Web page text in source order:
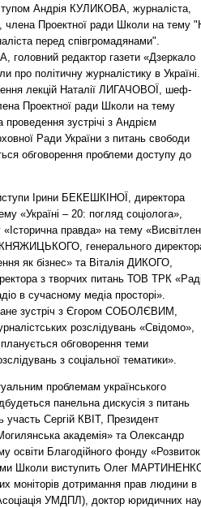
Андрія КУЛИКОВА, журналіста,
члена Проектної ради Школи на тему
перед співгромадянами".
редактор газети «Дзеркало
про політичну журналістику в Україні.
лекцій Наталії ЛИГАЧОВОЇ, шеф-
Проектної ради Школи на тему
зустрічі з Андрієм
Ради України з питань свободи
обговорення проблеми доступу до
Ірини БЕКЕШКІНОЇ, директора
«Україні – 20: погляд соціолога»,
правда» на тему
КНЯЖИЦЬКОГО, генерального
як бізнес» та Віталія ДИКОГО,
з творчих питань ТОВ ТРК
в сучасному медіа просторі».
зустріч з Єгором СОБОЛЄВИМ,
розслідувань «Свідомо»,
обговорення теми
з соціальної тематики».
проблемам українського
панельна дискусія з питань
участь Сергій КВІТ, Президент
академія» та Олександр
освіти Благодійного фонду «Розвиток
Школи виступить Олег
моніторів дотримання прав людини в
УМДПЛ), доктор юридичних